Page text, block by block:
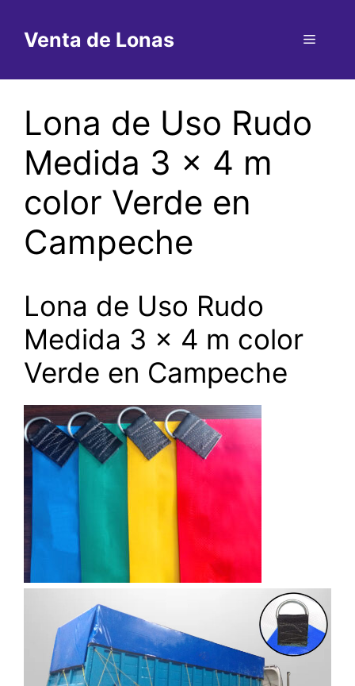
contenido
Venta de Lonas Menú
Lona de Uso Rudo
Medida 3 x 4 m
color Verde en
Campeche
Lona de Uso Rudo
Medida 3 x 4 m color
Verde en Campeche